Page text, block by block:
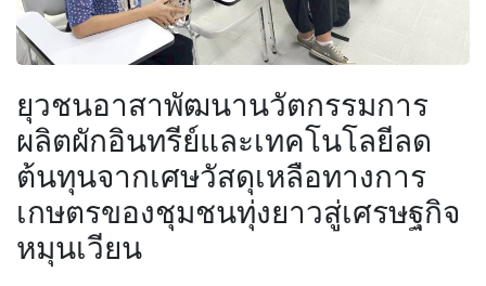
ยุวชนอาสาพัฒนานวัตกรรมการ
ผลิตผักอินทรีย์และเทคโนโลยีลด
ต้นทุนจากเศษวัสดุเหลือทางการ
เกษตรของชุมชนทุ่งยาวสู่เศรษฐกิจ
หมุนเวียน